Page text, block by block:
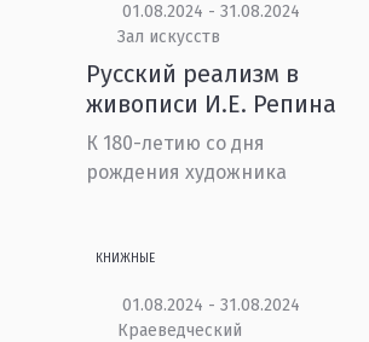
01.08.2024 - 31.08.2024
Зал искусств
Русский реализм в
живописи И.Е. Репина
К 180-летию со дня
рождения художника
КНИЖНЫЕ
01.08.2024 - 31.08.2024
Краеведческий